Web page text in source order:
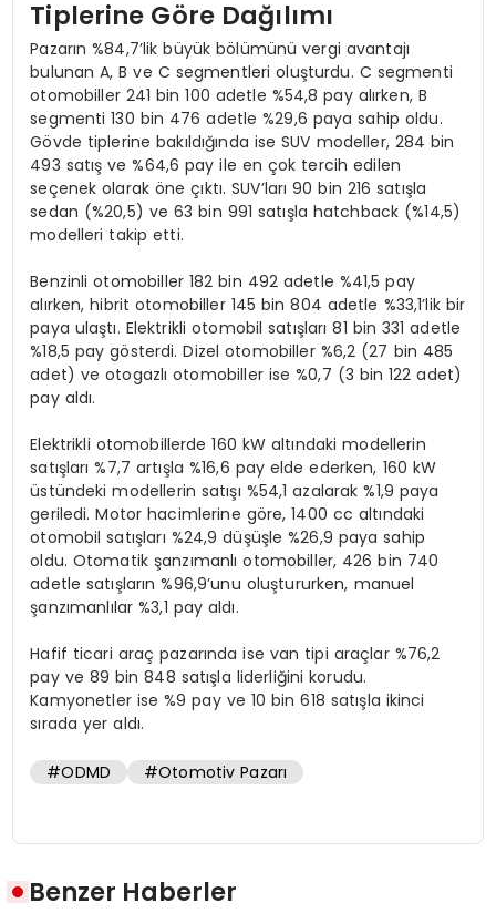
Tiplerine Göre Dağılımı
Pazarın %84,7’lik büyük bölümünü vergi avantajı
bulunan A, B ve C segmentleri oluşturdu. C segmenti
otomobiller 241 bin 100 adetle %54,8 pay alırken, B
segmenti 130 bin 476 adetle %29,6 paya sahip oldu.
Gövde tiplerine bakıldığında ise SUV modeller, 284 bin
493 satış ve %64,6 pay ile en çok tercih edilen
seçenek olarak öne çıktı. SUV’ları 90 bin 216 satışla
sedan (%20,5) ve 63 bin 991 satışla hatchback (%14,5)
modelleri takip etti.
Benzinli otomobiller 182 bin 492 adetle %41,5 pay
alırken, hibrit otomobiller 145 bin 804 adetle %33,1’lik bir
paya ulaştı. Elektrikli otomobil satışları 81 bin 331 adetle
%18,5 pay gösterdi. Dizel otomobiller %6,2 (27 bin 485
adet) ve otogazlı otomobiller ise %0,7 (3 bin 122 adet)
pay aldı.
Elektrikli otomobillerde 160 kW altındaki modellerin
satışları %7,7 artışla %16,6 pay elde ederken, 160 kW
üstündeki modellerin satışı %54,1 azalarak %1,9 paya
geriledi. Motor hacimlerine göre, 1400 cc altındaki
otomobil satışları %24,9 düşüşle %26,9 paya sahip
oldu. Otomatik şanzımanlı otomobiller, 426 bin 740
adetle satışların %96,9’unu oluştururken, manuel
şanzımanlılar %3,1 pay aldı.
Hafif ticari araç pazarında ise van tipi araçlar %76,2
pay ve 89 bin 848 satışla liderliğini korudu.
Kamyonetler ise %9 pay ve 10 bin 618 satışla ikinci
sırada yer aldı.
#ODMD #Otomotiv Pazarı
Benzer Haberler